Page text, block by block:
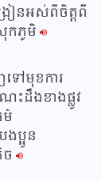
ៀនអស់ពីចិត្តពី
កភូមិ
ទៅមុខការ
ះដឹងខាងផ្លូវ
ម៌
ប្អូន